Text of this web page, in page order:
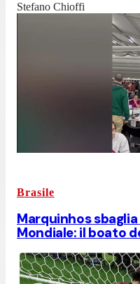
Stefano Chioffi
Brasile
Marquinhos
Mondiale: il boato